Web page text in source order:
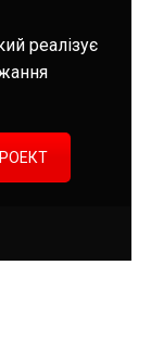
реалізує